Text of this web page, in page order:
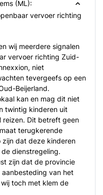
(ML):
vervoer richting
wij meerdere signalen
vervoer richting Zuid-
niet
tevergeefs op een
Beijerland.
kan en mag dit niet
twintig kinderen uit
reizen. Dit betreft geen
terugkerende
zijn dat deze kinderen
dienstregeling.
zijn dat de provincie
van het
toch met klem de